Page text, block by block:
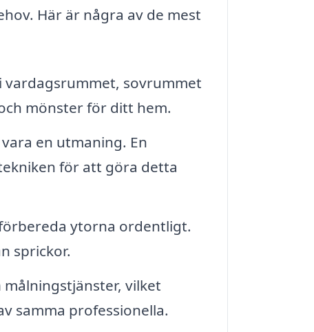
Här är några av de mest
vardagsrummet, sovrummet
mönster för ditt hem.
en utmaning. En
för att göra detta
ytorna ordentligt.
sprickor.
vilket
samma professionella.